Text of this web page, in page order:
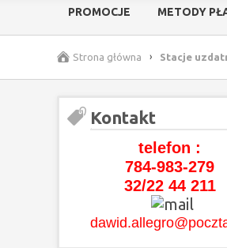
PROMOCJE METODY
Strona główna › Stacje
Kontakt
telefon :
784-983-279
32/22 44 211